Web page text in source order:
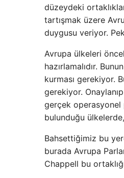
düzeydeki
tartışmak üzere
duygusu veriyor.
Avrupa ülkeleri
hazırlamalıdır.
kurması gerekiyor.
gerekiyor.
gerçek operasyonel
bulunduğu
Bahsettiğimiz bu
burada Avrupa
Chappell bu